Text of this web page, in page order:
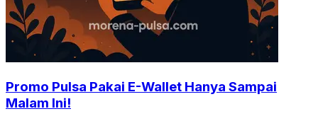
Promo Pulsa Pakai E-Wallet Hanya Sampai
Malam Ini!